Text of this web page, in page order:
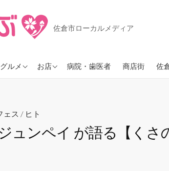
佐倉市ローカルメディア
丘
グルメ
ラーメン
パン
そば・うどん
お店
ヘアーサロン病院・歯医者 商店街 佐
佐
ェス / ヒト
ュンペイ が語る【くさ